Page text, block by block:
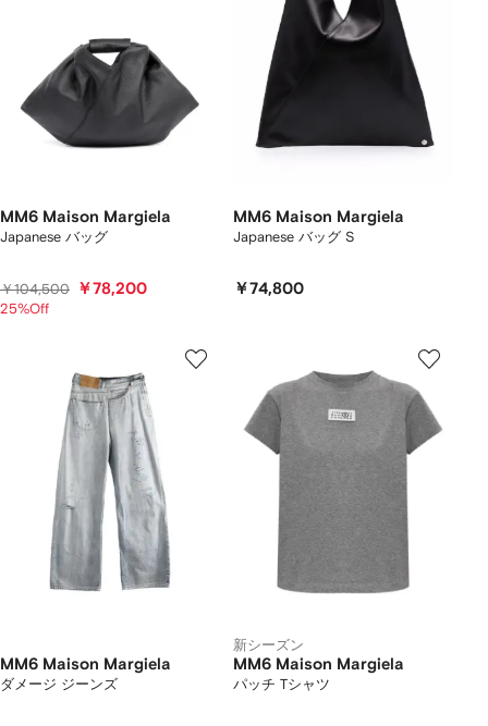
MM6 Maison Margiela
Japanese バッグ
￥104,500 ￥78,200
25%Off
MM6 Maison Margiela
Japanese バッグ S
￥74,800
MM6 Maison Margiela
ダメージ ジーンズ
新シーズン
MM6 Maison Margiela
パッチ Tシャツ